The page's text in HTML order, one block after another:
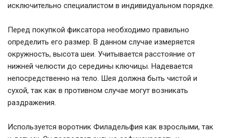
исключительно специалистом в индивидуальном порядке.
Перед покупкой фиксатора необходимо правильно
определить его размер. В данном случае измеряется
окружность, высота шеи. Учитывается расстояние от
нижней челюсти до середины ключицы. Надевается
непосредственно на тело. Шея должна быть чистой и
сухой, так как в противном случае могут возникать
раздражения.
Используется воротник Филадельфия как взрослыми, так